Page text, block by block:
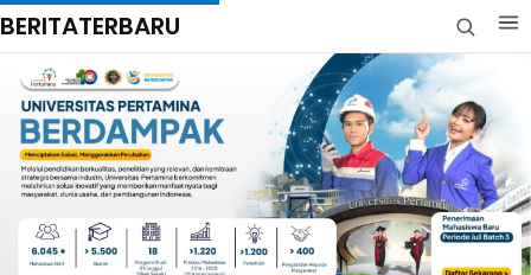
BERITATERBARU